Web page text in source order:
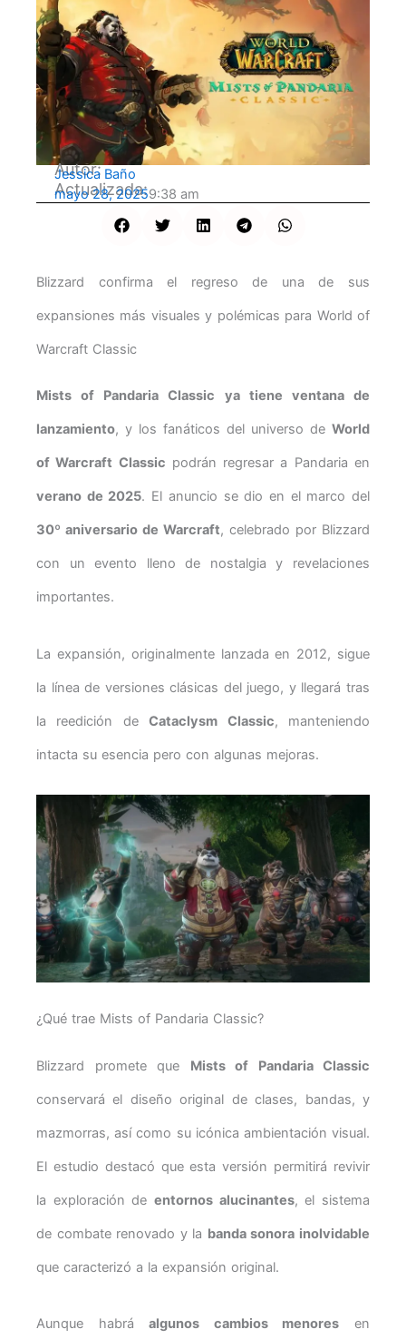
Autor:
Jessica Baño
Actualizada:
mayo 28, 20259:38 am
Blizzard confirma el regreso de una de sus
expansiones más visuales y polémicas para World of
Warcraft Classic
Mists of Pandaria Classic ya tiene ventana de
lanzamiento, y los fanáticos del universo de World
of Warcraft Classic podrán regresar a Pandaria en
verano de 2025. El anuncio se dio en el marco del
30º aniversario de Warcraft, celebrado por Blizzard
con un evento lleno de nostalgia y revelaciones
importantes.
La expansión, originalmente lanzada en 2012, sigue
la línea de versiones clásicas del juego, y llegará tras
la reedición deCataclysm Classic, manteniendo
intacta su esencia pero con algunas mejoras.
¿Qué trae Mists of Pandaria Classic?
Blizzard promete que Mists of Pandaria Classic
conservará el diseño original de clases, bandas, y
mazmorras, así como su icónica ambientación visual.
El estudio destacó que esta versión permitirá revivir
la exploración de entornos alucinantes, el sistema
de combate renovado y la banda sonora inolvidable
que caracterizó a la expansión original.
Aunque habráalgunos cambios menores en